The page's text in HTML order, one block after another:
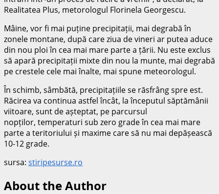
Realitatea Plus, metorologul Florinela Georgescu.
Mâine, vor fi mai puține precipitații, mai degrabă în
zonele montane, după care ziua de vineri ar putea aduce
din nou ploi în cea mai mare parte a țării. Nu este exclus
să apară precipitații mixte din nou la munte, mai degrabă
pe crestele cele mai înalte, mai spune meteorologul.
În schimb, sâmbătă, precipitațiile se răsfrâng spre est.
Răcirea va continua astfel încât, la începutul săptămânii
viitoare, sunt de așteptat, pe parcursul
nopților, temperaturi sub zero grade în cea mai mare
parte a teritoriului și maxime care să nu mai depășească
10-12 grade.
sursa: stiripesurse.ro
About the Author